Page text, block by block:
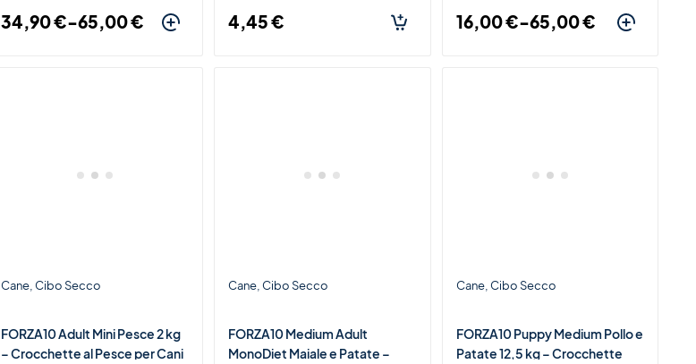
34,90€-65,00€ 4,45€ 16,00€-65,00€
Cane Cibo Secco
FORZA10 Adult Mini Pesce 2 kg
– Crocchette al Pesce per Cani
Cane Cibo Secco
FORZA10 Medium Adult
MonoDiet Maiale e Patate –
Cane Cibo Secco
FORZA10 Puppy Medium Pollo e
Patate 12,5 kg – Crocchette